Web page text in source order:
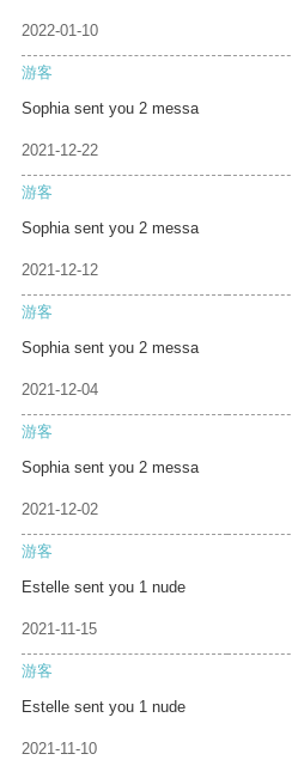
2022-01-10
游客
Sophia sent you 2 messa
2021-12-22
游客
Sophia sent you 2 messa
2021-12-12
游客
Sophia sent you 2 messa
2021-12-04
游客
Sophia sent you 2 messa
2021-12-02
游客
Estelle sent you 1 nude
2021-11-15
游客
Estelle sent you 1 nude
2021-11-10